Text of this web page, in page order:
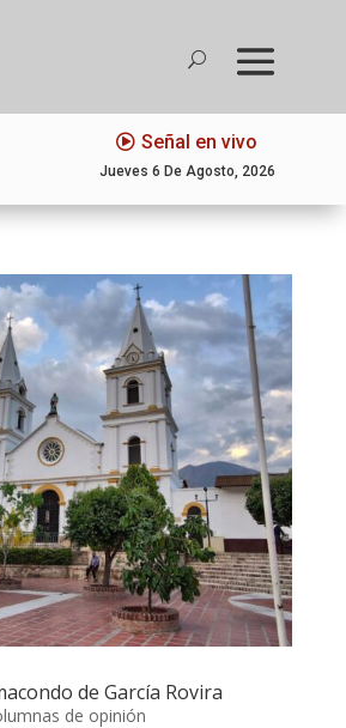
Señal en vivo
Jueves 6 De Agosto, 2026
de García Rovira
de opinión